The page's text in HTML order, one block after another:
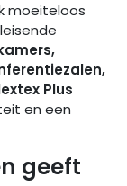
moeiteloos
Plus
en een
geeft